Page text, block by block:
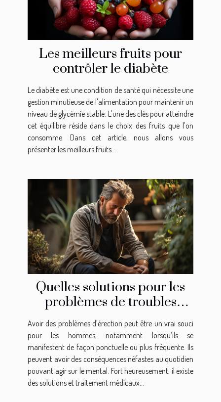
Les meilleurs fruits pour
contrôler le diabète
Le diabète est une condition de santé qui nécessite une
gestion minutieuse de l'alimentation pour maintenir un
niveau de glycémie stable. L'une des clés pour atteindre
cet équilibre réside dans le choix des fruits que l'on
consomme. Dans cet article, nous allons vous
présenter les meilleurs fruits...
Quelles solutions pour les
problèmes de troubles
d’érection ?
Avoir des problèmes d’érection peut être un vrai souci
pour les hommes, notamment lorsqu’ils se
manifestent de façon ponctuelle ou plus fréquente. Ils
peuvent avoir des conséquences néfastes au quotidien
pouvant agir sur le mental. Fort heureusement, il existe
des solutions et traitement médicaux...